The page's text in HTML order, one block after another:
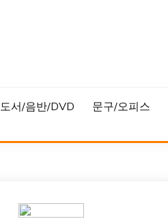
도서/음반/DVD 문구/오피스